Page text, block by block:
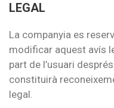
LEGAL
La companyia es
modificar aquest avís
part de l’usuari
constituirà
legal.